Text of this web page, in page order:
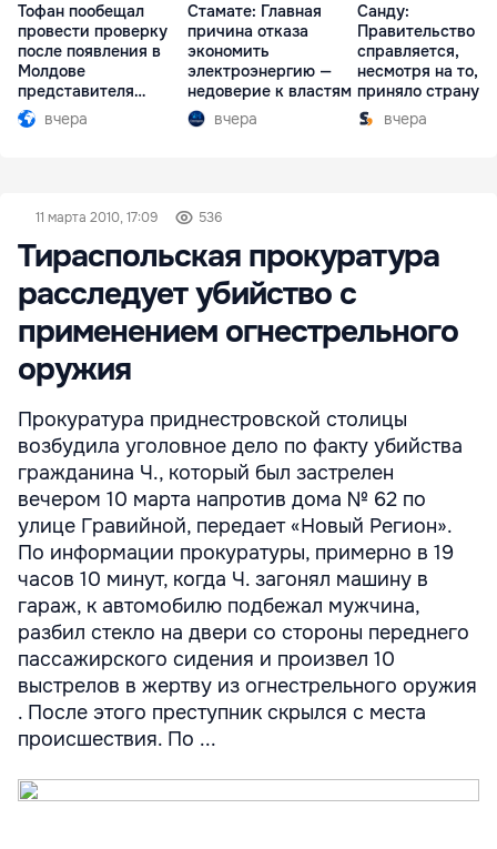
Тофан пообещал
провести проверку
после появления в
Молдове
представителя
Южной Осетии
вчера
Стамате: Главная
причина отказа
экономить
электроэнергию —
недоверие к властям
вчера
Санду:
Правительство
справляется,
несмотря на то,
приняло страну в
разгар кризиса
вчера
11 марта 2010, 17:09 536
Тираспольская прокуратура
расследует убийство с
применением огнестрельного
оружия
Прокуратура приднестровской столицы
возбудила уголовное дело по факту убийства
гражданина Ч., который был застрелен
вечером 10 марта напротив дома № 62 по
улице Гравийной, передает «Новый Регион».
По информации прокуратуры, примерно в 19
часов 10 минут, когда Ч. загонял машину в
гараж, к автомобилю подбежал мужчина,
разбил стекло на двери со стороны переднего
пассажирского сидения и произвел 10
выстрелов в жертву из огнестрельного оружия
. После этого преступник скрылся с места
происшествия. По ...